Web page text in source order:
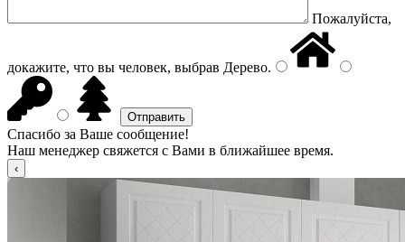
Пожалуйста,
докажите, что вы человек, выбрав Дерево.
Спасибо за Ваше сообщение!
Наш менеджер свяжется с Вами в ближайшее время.